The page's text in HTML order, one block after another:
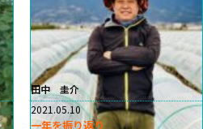
田中 圭介
2021.05.10
一年を振り返り